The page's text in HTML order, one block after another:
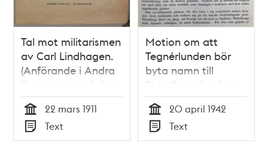
Tal mot militarismen
av Carl Lindhagen.
(Anförande i Andra
Kammaren vid den
stora
militärdebatten den
22 mars 1911)
Tid
22 mars 1911
Typ
Text
Motion om att
Tegnérlunden bör
byta namn till
Strindbergslunden -
stadsfullmäktige
1942
Tid
20 april 1942
Typ
Text